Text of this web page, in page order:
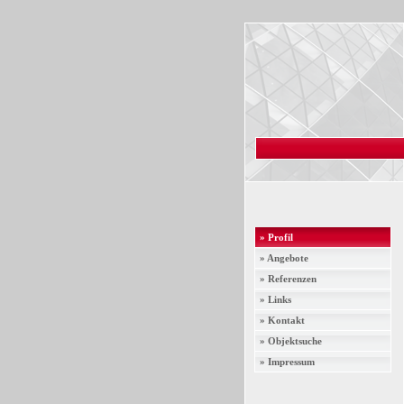
» Profil
» Angebote
» Referenzen
» Links
» Kontakt
» Objektsuche
» Impressum